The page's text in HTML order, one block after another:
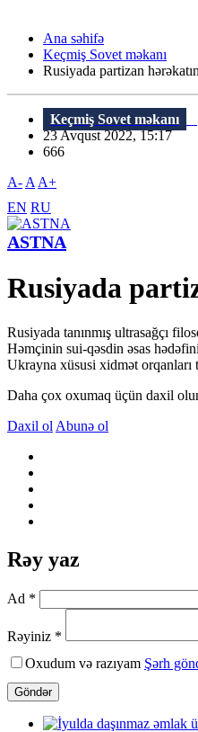
Ana səhifə
Keçmiş Sovet məkanı
Rusiyada partizan
Keçmiş Sovet məkanı
23 Avqust 2022, 15:17
666
A- A A+
EN RU
ASTNA
Rusiyada
Rusiyada tanınmış ultrasağçı
Həmçinin sui-qəsdin əsas
Ukrayna xüsusi xidmət orqanları
Daha çox oxumaq üçün daxil
Daxil ol Abunə ol
Rəy yaz
Ad *
Rəyiniz *
Oxudum və razıyam Şərh
Göndər